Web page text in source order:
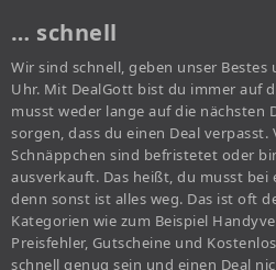
… schnell
Wir sind schnell, geben unser Bestes
Uhr. Mit DealGott bist du immer auf
musst weder lange auf die nächsten
sorgen, dass du einen Deal
Schnäppchen sind befristetet oder
ausverkauft. Das heißt, du musst bei
denn sonst ist alles weg. Das ist oft
Kategorien wie zum Beispiel
Preisfehler, Gutscheine und
schnell genug sein und einen Deal